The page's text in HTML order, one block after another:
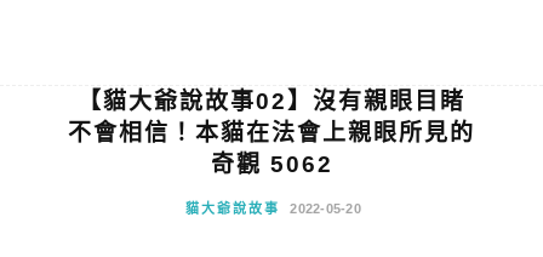
【貓大爺說故事02】沒有親眼目睹
不會相信！本貓在法會上親眼所見的
奇觀 5062
貓大爺說故事 2022-05-20